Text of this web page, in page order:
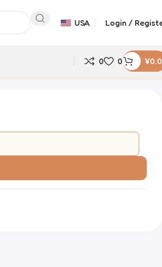
USA Login /
0 0 ¥